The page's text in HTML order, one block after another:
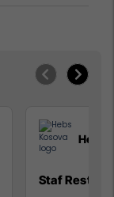
Hebs
Staf